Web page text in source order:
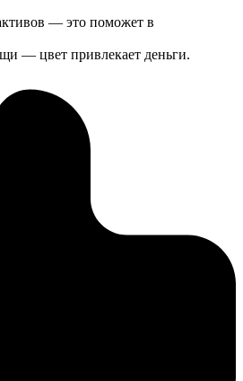
— это поможет в
— цвет привлекает деньги.